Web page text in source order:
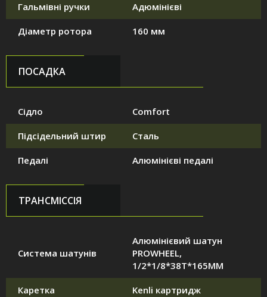
Гальмівні ручки Адюмінієві
Діаметр ротора 160 мм
ПОСАДКА
Сідло Comfort
Підсідельний штир Сталь
Педалі Алюмінієві педалі
ТРАНСМІССІЯ
Система шатунів
Алюмінієвий шатун
PROWHEEL,
1/2*1/8*38T*165MM
Каретка Kenli картридж